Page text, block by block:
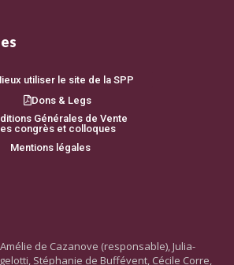
utiliser le site de la SPP
Dons & Legs
Générales de Vente
congrès et colloques
Mentions légales
de Cazanove (responsable), Julia-
Stéphanie de Buffévent, Cécile Corre,